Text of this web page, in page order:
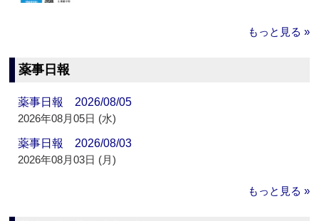
もっと見る »
薬事日報
薬事日報 2026/08/05
2026年08月05日 (水)
薬事日報 2026/08/03
2026年08月03日 (月)
もっと見る »